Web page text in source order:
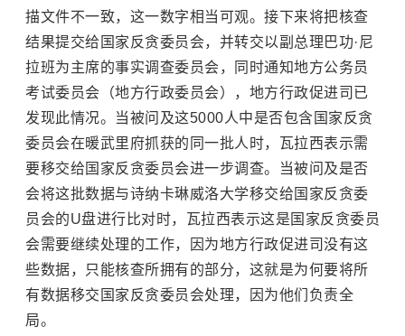
描文件不一致，这一数字相当可观。接下来将把核查
结果提交给国家反贪委员会，并转交以副总理巴功·尼
拉班为主席的事实调查委员会，同时通知地方公务员
考试委员会（地方行政委员会），地方行政促进司已
发现此情况。当被问及这5000人中是否包含国家反贪
委员会在暖武里府抓获的同一批人时，瓦拉西表示需
要移交给国家反贪委员会进一步调查。当被问及是否
会将这批数据与诗纳卡琳威洛大学移交给国家反贪委
员会的U盘进行比对时，瓦拉西表示这是国家反贪委员
会需要继续处理的工作，因为地方行政促进司没有这
些数据，只能核查所拥有的部分，这就是为何要将所
有数据移交国家反贪委员会处理，因为他们负责全
局。